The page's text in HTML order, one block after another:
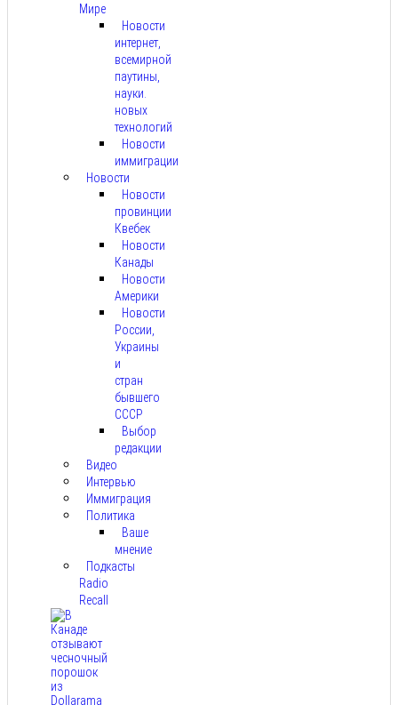
Мире
Новости
интернет,
всемирной
паутины,
науки.
новых
технологий
Новости
иммиграции
Новости
Новости
провинции
Квебек
Новости
Канады
Новости
Америки
Новости
России,
Украины
и
стран
бывшего
СССР
Выбор
редакции
Видео
Интервью
Иммиграция
Политика
Ваше
мнение
Подкасты
Radio
Recall